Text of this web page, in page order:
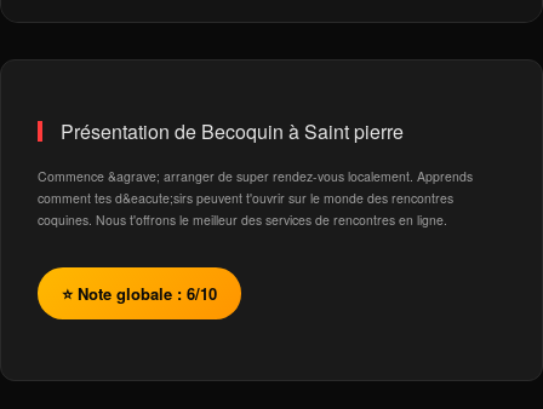
Présentation de Becoquin à Saint pierre
Commence &agrave; arranger de super rendez-vous localement. Apprends
comment tes d&eacute;sirs peuvent t'ouvrir sur le monde des rencontres
coquines. Nous t'offrons le meilleur des services de rencontres en ligne.
⭐ Note globale : 6/10